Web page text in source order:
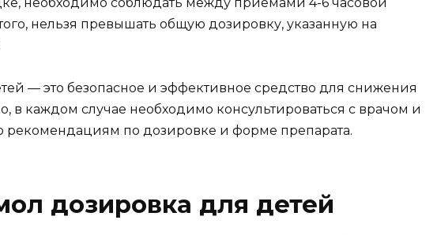
нельзя превышать общую дозировку, указанную на
— это безопасное и эффективное средство для снижения
в каждом случае необходимо консультироваться с врачом и
рекомендациям по дозировке и форме препарата.
дозировка для детей